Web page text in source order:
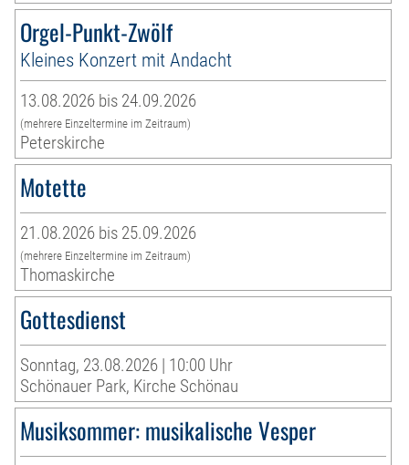
Orgel-Punkt-Zwölf
Kleines Konzert mit Andacht
13.08.2026 bis 24.09.2026
(mehrere Einzeltermine im Zeitraum)
Peterskirche
Motette
21.08.2026 bis 25.09.2026
(mehrere Einzeltermine im Zeitraum)
Thomaskirche
Gottesdienst
Sonntag, 23.08.2026 | 10:00 Uhr
Schönauer Park, Kirche Schönau
Musiksommer: musikalische Vesper